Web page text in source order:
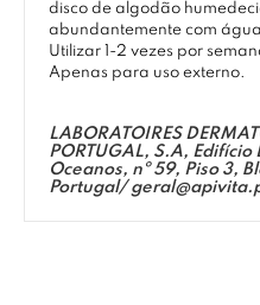
disco de algodão
abundantemente com
Utilizar 1-2 vezes por
Apenas para uso externo.
LABORATOIRES
PORTUGAL, S.A, Edifício
Oceanos, nº 59, Piso 3,
Portugal/